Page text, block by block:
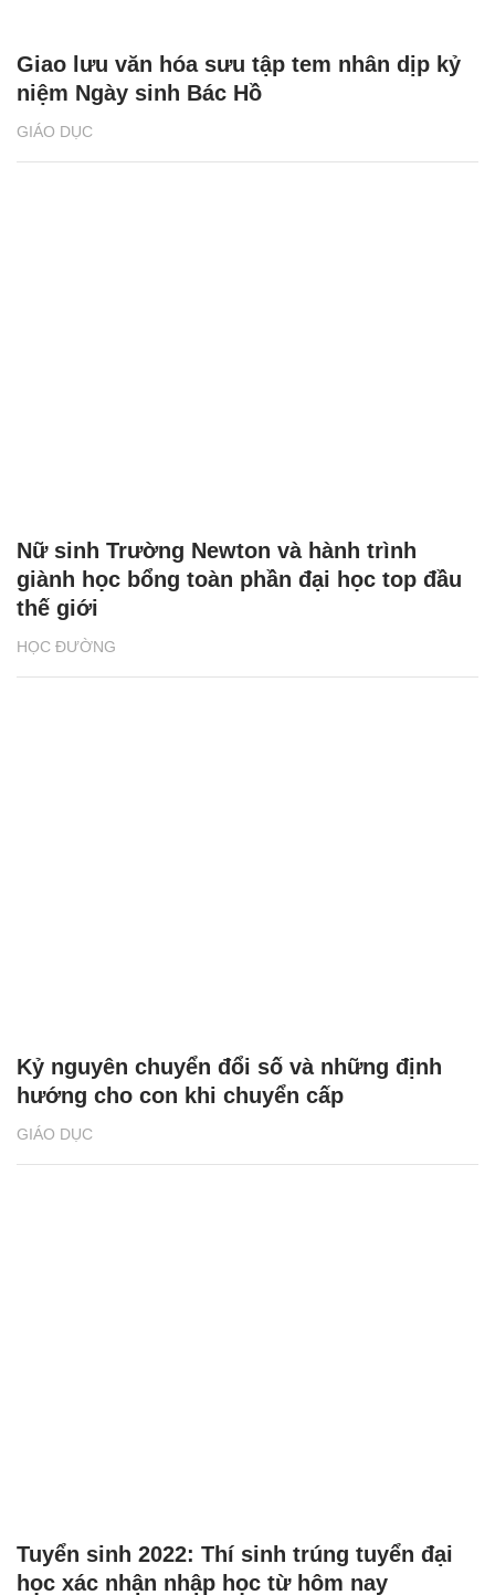
GIÁO DỤC
Giao lưu văn hóa sưu tập tem nhân dịp kỷ
niệm Ngày sinh Bác Hồ
HỌC ĐƯỜNG
Nữ sinh Trường Newton và hành trình
giành học bổng toàn phần đại học top đầu
thế giới
GIÁO DỤC
Kỷ nguyên chuyển đổi số và những định
hướng cho con khi chuyển cấp
Tuyển sinh 2022: Thí sinh trúng tuyển đại
học xác nhận nhập học từ hôm nay